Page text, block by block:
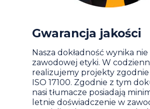
Gwarancja jakości
Nasza dokładność wynika
zawodowej etyki. W
realizujemy projekty
ISO 17100. Zgodnie z tym
nasi tłumacze posiadają
letnie doświadczenie w